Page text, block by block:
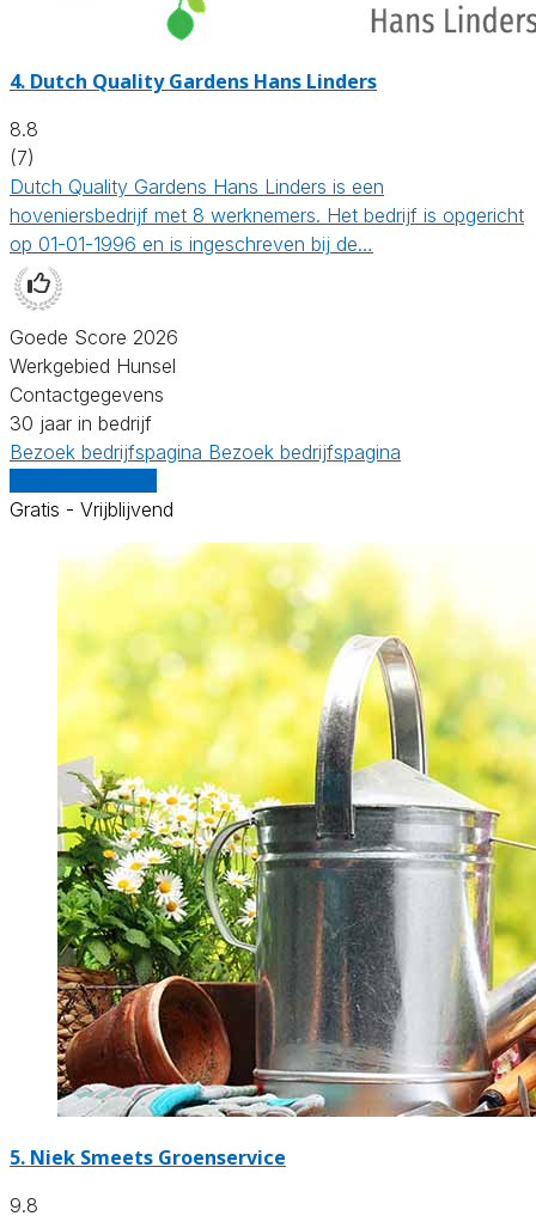
4. Dutch Quality Gardens Hans Linders
8.8
(7)
Dutch Quality Gardens Hans Linders is een
hoveniersbedrijf met 8 werknemers. Het bedrijf is opgericht
op 01-01-1996 en is ingeschreven bij de…
Goede Score 2026
Werkgebied Hunsel
Contactgegevens
30 jaar in bedrijf
Bezoek bedrijfspagina Bezoek bedrijfspagina
Gratis - Vrijblijvend
5. Niek Smeets Groenservice
9.8